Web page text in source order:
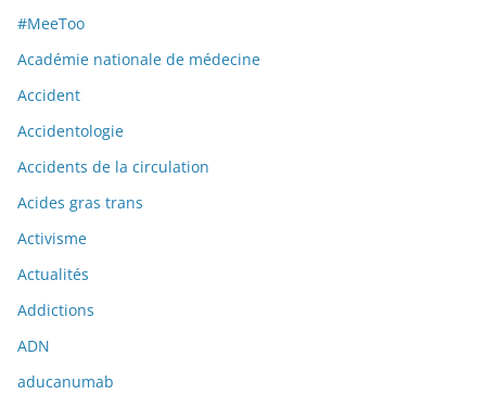
#MeeToo
Académie nationale de médecine
Accident
Accidentologie
Accidents de la circulation
Acides gras trans
Activisme
Actualités
Addictions
ADN
aducanumab